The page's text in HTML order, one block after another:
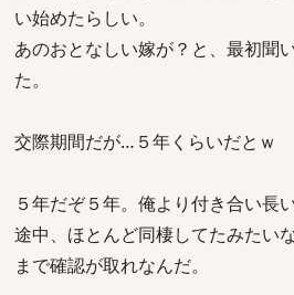
い始めたらしい。
あのおとなしい嫁が？と、最初聞
た。
交際期間だが…５年くらいだとｗ
５年だぞ５年。俺より付き合い長
途中、ほとんど同棲してたみたい
まで確認が取れなんだ。